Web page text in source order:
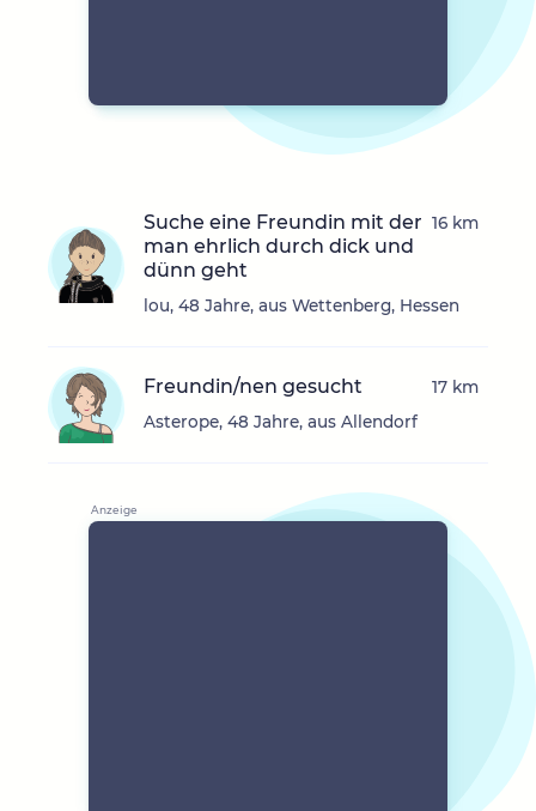
Suche eine Freundin mit der
man ehrlich durch dick und
dünn geht
lou, 48 Jahre, aus Wettenberg, Hessen
16 km
Freundin/nen gesucht
Asterope, 48 Jahre, aus Allendorf
17 km